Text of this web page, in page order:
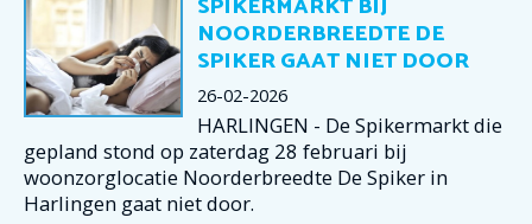
SPIKERMARKT BIJ
NOORDERBREEDTE DE
SPIKER GAAT NIET DOOR
26-02-2026
HARLINGEN - De Spikermarkt die
gepland stond op zaterdag 28 februari bij
woonzorglocatie Noorderbreedte De Spiker in
Harlingen gaat niet door.